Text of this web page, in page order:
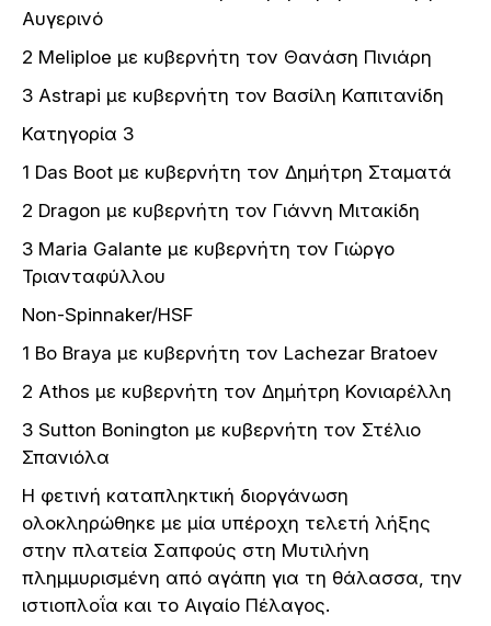
Αυγερινό
2 Μeliploe με κυβερνήτη τον Θανάση Πινιάρη
3 Astrapi με κυβερνήτη τον Βασίλη Καπιτανίδη
Κατηγορία 3
1 Das Boot με κυβερνήτη τον Δημήτρη Σταματά
2 Dragon με κυβερνήτη τον Γιάννη Μιτακίδη
3 Maria Galante με κυβερνήτη τον Γιώργο
Τριανταφύλλου
Non-Spinnaker/HSF
1 Bo Braya με κυβερνήτη τον Lachezar Bratoev
2 Αthos με κυβερνήτη τον Δημήτρη Κονιαρέλλη
3 Sutton Bonington με κυβερνήτη τον Στέλιο
Σπανιόλα
Η φετινή καταπληκτική διοργάνωση
ολοκληρώθηκε με μία υπέροχη τελετή λήξης
στην πλατεία Σαπφούς στη Μυτιλήνη
πλημμυρισμένη από αγάπη για τη θάλασσα, την
ιστιοπλοΐα και το Αιγαίο Πέλαγος.